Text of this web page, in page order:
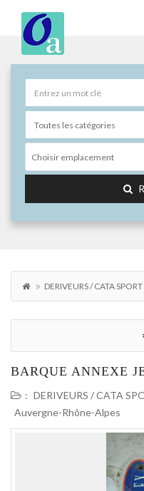
Choisir emplacement
DERIVEURS / CATA
BARQUE ANNEXE
: DERIVEURS / CATA
Auvergne-Rhône-Alpes